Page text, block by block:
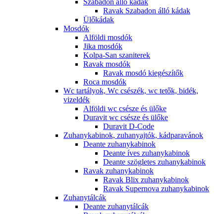
Szabadon álló kádak
Ravak Szabadon álló kádak
Ülőkádak
Mosdók
Alföldi mosdók
Jika mosdók
Kolpa-San szaniterek
Ravak mosdók
Ravak mosdó kiegészítők
Roca mosdók
Wc tartályok, Wc csészék, wc tetők, bidék,
vizeldék
Alföldi wc csésze és ülőke
Duravit wc csésze és ülőke
Duravit D-Code
Zuhanykabinok, zuhanyajtók, kádparavánok
Deante zuhanykabinok
Deante íves zuhanykabinok
Deante szögletes zuhanykabinok
Ravak zuhanykabinok
Ravak Blix zuhanykabinok
Ravak Supernova zuhanykabinok
Zuhanytálcák
Deante zuhanytálcák